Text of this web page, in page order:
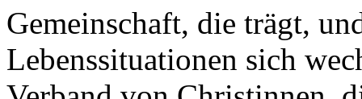
Gemeinschaft, die trägt,
Lebenssituationen sich